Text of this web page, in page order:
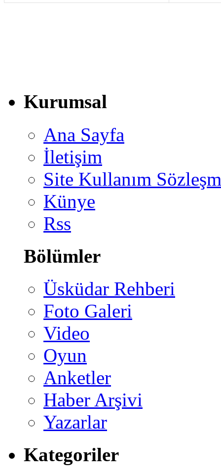
Kurumsal
Ana Sayfa
İletişim
Site Kullanım
Künye
Rss
Bölümler
Üsküdar Rehberi
Foto Galeri
Video
Oyun
Anketler
Haber Arşivi
Yazarlar
Kategoriler